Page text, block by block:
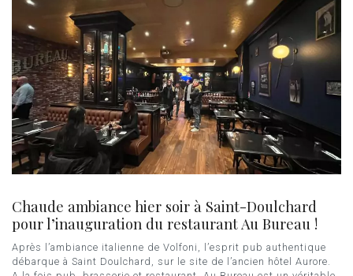
Chaude ambiance hier soir à Saint-Doulchard
pour l’inauguration du restaurant Au Bureau !
Après l’ambiance italienne de Volfoni, l’esprit pub authentique
débarque à Saint Doulchard, sur le site de l’ancien hôtel Aurore.